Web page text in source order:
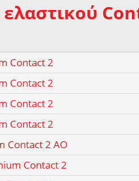
ελαστικού
Contact 2
Contact 2
Contact 2
Contact 2
Contact 2 AO
Contact 2